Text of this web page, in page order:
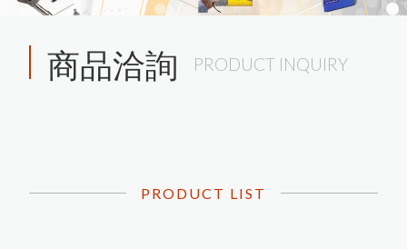
Menu
Language
商品洽詢 PRODUCT INQUIRY
PRODUCT LIST